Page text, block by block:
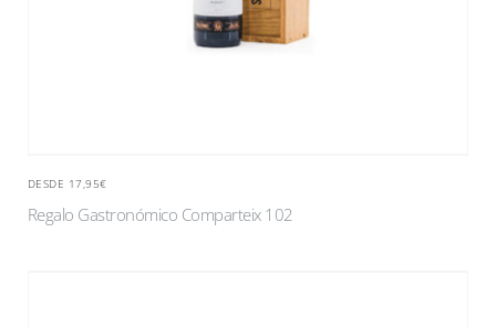
DESDE 17,95€
Regalo Gastronómico Comparteix 102